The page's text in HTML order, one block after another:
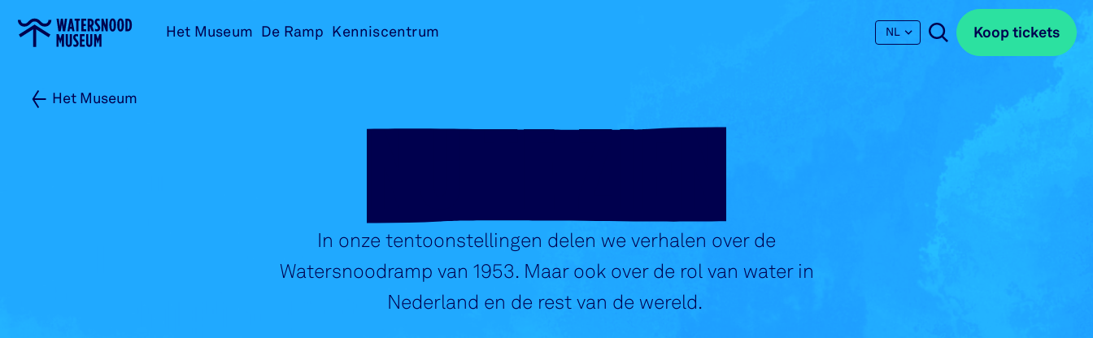
Ga
naar
Het Museum De Ramp Kenniscentrum NL Koop tickets
Koop tickets
Het Museum
In onze tentoonstellingen delen we verhalen over de
Watersnoodramp van 1953. Maar ook over de rol van water in
Nederland en de rest van de wereld.